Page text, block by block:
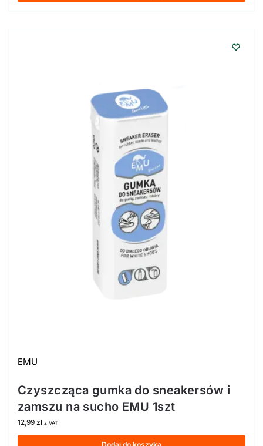
EMU
Czyszcząca gumka do sneakersów i
zamszu na sucho EMU 1szt
12,99 zł z VAT